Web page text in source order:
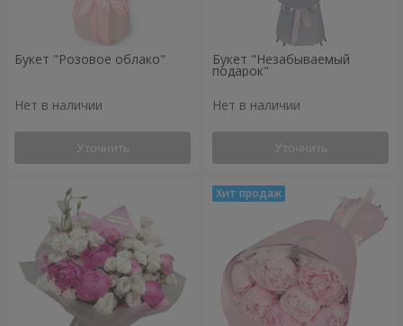
Букет "Розовое облако"
Нет в наличии
Уточнить
Букет "Незабываемый
подарок"
Нет в наличии
Уточнить